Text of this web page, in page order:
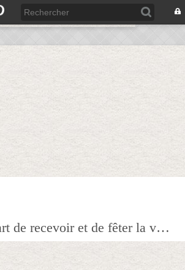
Bienvenue sur mon blog à tous ceux qui ont envie de partager l'art de recevoir et de fêter la veille le lendemain.Pour tous les épicuriens, hédonistes et autres amoureux de la bonne chair!!!!j'espère que vous trouverez mes astuces et mes recettes amusantes et que vous prendrez plaisir à les réaliser.n'hésitez surtout pas à me laisser vos réactions ou vos suggestions pour que tout le monde en profite!!!allez maintenant tous à table!!! Pepitavignon.